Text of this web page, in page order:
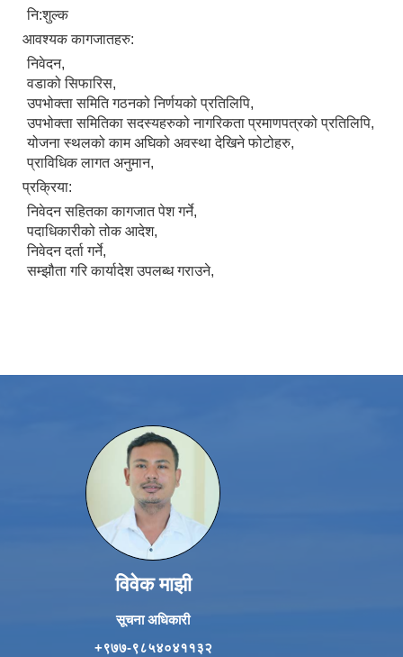
नि:शुल्क
आवश्यक कागजातहरु:
निवेदन,
वडाको सिफारिस,
उपभोक्ता समिति गठनको निर्णयको प्रतिलिपि,
उपभोक्ता समितिका सदस्यहरुको नागरिकता प्रमाणपत्रको प्रतिलिपि,
योजना स्थलको काम अघिको अवस्था देखिने फोटोहरु,
प्राविधिक लागत अनुमान,
प्रक्रिया:
निवेदन सहितका कागजात पेश गर्ने,
पदाधिकारीको तोक आदेश,
निवेदन दर्ता गर्ने,
सम्झौता गरि कार्यादेश उपलब्ध गराउने,
विवेक माझी
सूचना अधिकारी
+९७७-९८५४०४११३२